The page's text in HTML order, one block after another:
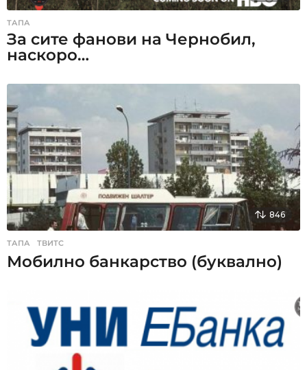
ТАПА
За сите фанови на Чернобил,
наскоро…
846
ТАПА ,ТВИТС
Мобилно банкарство (буквално)